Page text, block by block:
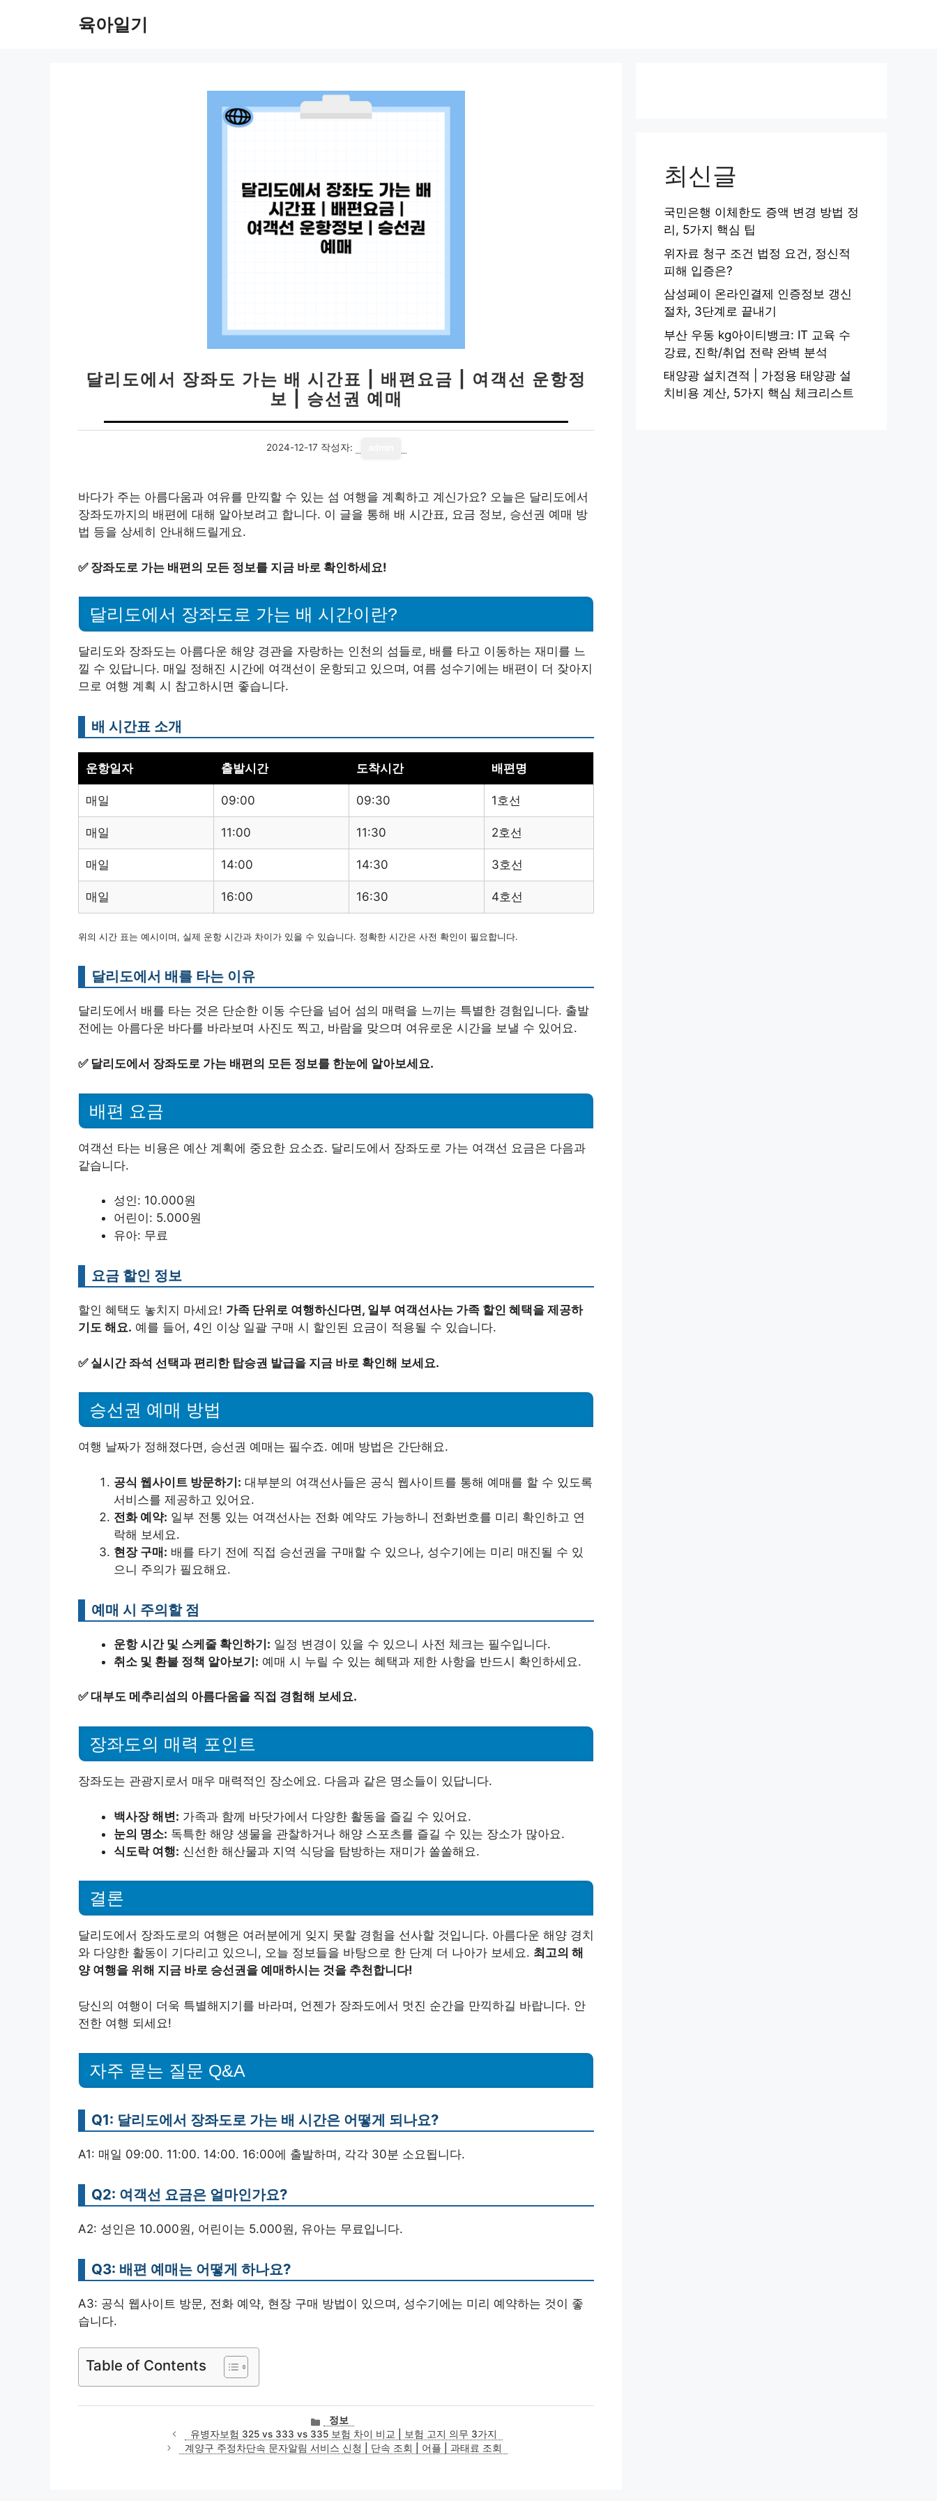
육아일기
달리도에서 장좌도 가는 배 시간표 | 배편요금 | 여객선 운항정
보 | 승선권 예매
2024-12-17 작성자:
바다가 주는 아름다움과 여유를 만끽할 수 있는 섬 여행을 계획하고 계신가요? 오늘은 달리도에서
장좌도까지의 배편에 대해 알아보려고 합니다. 이 글을 통해 배 시간표, 요금 정보, 승선권 예매 방
법 등을 상세히 안내해드릴게요.
✅ 장좌도로 가는 배편의 모든 정보를 지금 바로 확인하세요!
달리도에서 장좌도로 가는 배 시간이란?
달리도와 장좌도는 아름다운 해양 경관을 자랑하는 인천의 섬들로, 배를 타고 이동하는 재미를 느
낄 수 있답니다. 매일 정해진 시간에 여객선이 운항되고 있으며, 여름 성수기에는 배편이 더 잦아지
므로 여행 계획 시 참고하시면 좋습니다.
배 시간표 소개
운항일자 출발시간 도착시간 배편명
매일 09:00 09:30 1호선
매일 11:00 11:30 2호선
매일 14:00 14:30 3호선
매일 16:00 16:30 4호선
위의 시간 표는 예시이며, 실제 운항 시간과 차이가 있을 수 있습니다. 정확한 시간은 사전 확인이 필요합니다.
달리도에서 배를 타는 이유
달리도에서 배를 타는 것은 단순한 이동 수단을 넘어 섬의 매력을 느끼는 특별한 경험입니다. 출발
전에는 아름다운 바다를 바라보며 사진도 찍고, 바람을 맞으며 여유로운 시간을 보낼 수 있어요.
✅ 달리도에서 장좌도로 가는 배편의 모든 정보를 한눈에 알아보세요.
배편 요금
여객선 타는 비용은 예산 계획에 중요한 요소죠. 달리도에서 장좌도로 가는 여객선 요금은 다음과
같습니다.
성인: 10.000원
어린이: 5.000원
유아: 무료
요금 할인 정보
할인 혜택도 놓치지 마세요! 가족 단위로 여행하신다면, 일부 여객선사는 가족 할인 혜택을 제공하
기도 해요. 예를 들어, 4인 이상 일괄 구매 시 할인된 요금이 적용될 수 있습니다.
✅ 실시간 좌석 선택과 편리한 탑승권 발급을 지금 바로 확인해 보세요.
승선권 예매 방법
여행 날짜가 정해졌다면, 승선권 예매는 필수죠. 예매 방법은 간단해요.
공식 웹사이트 방문하기: 대부분의 여객선사들은 공식 웹사이트를 통해 예매를 할 수 있도록
서비스를 제공하고 있어요.
전화 예약: 일부 전통 있는 여객선사는 전화 예약도 가능하니 전화번호를 미리 확인하고 연
락해 보세요.
현장 구매: 배를 타기 전에 직접 승선권을 구매할 수 있으나, 성수기에는 미리 매진될 수 있
으니 주의가 필요해요.
예매 시 주의할 점
운항 시간 및 스케줄 확인하기: 일정 변경이 있을 수 있으니 사전 체크는 필수입니다.
취소 및 환불 정책 알아보기: 예매 시 누릴 수 있는 혜택과 제한 사항을 반드시 확인하세요.
✅대부도 메추리섬의 아름다움을 직접 경험해 보세요.
장좌도의 매력 포인트
장좌도는 관광지로서 매우 매력적인 장소에요. 다음과 같은 명소들이 있답니다.
백사장 해변: 가족과 함께 바닷가에서 다양한 활동을 즐길 수 있어요.
눈의 명소: 독특한 해양 생물을 관찰하거나 해양 스포츠를 즐길 수 있는 장소가 많아요.
식도락 여행: 신선한 해산물과 지역 식당을 탐방하는 재미가 쏠쏠해요.
결론
달리도에서 장좌도로의 여행은 여러분에게 잊지 못할 경험을 선사할 것입니다. 아름다운 해양 경치
와 다양한 활동이 기다리고 있으니, 오늘 정보들을 바탕으로 한 단계 더 나아가 보세요. 최고의 해
양 여행을 위해 지금 바로 승선권을 예매하시는 것을 추천합니다!
당신의 여행이 더욱 특별해지기를 바라며, 언젠가 장좌도에서 멋진 순간을 만끽하길 바랍니다. 안
전한 여행 되세요!
자주 묻는 질문 Q&A
Q1: 달리도에서 장좌도로 가는 배 시간은 어떻게 되나요?
A1: 매일 09:00. 11:00. 14:00. 16:00에 출발하며, 각각 30분 소요됩니다.
Q2: 여객선 요금은 얼마인가요?
A2: 성인은 10.000원, 어린이는 5.000원, 유아는 무료입니다.
Q3: 배편 예매는 어떻게 하나요?
A3: 공식 웹사이트 방문, 전화 예약, 현장 구매 방법이 있으며, 성수기에는 미리 예약하는 것이 좋
습니다.
Table of Contents
카
테
고
정보
유병자보험 325 vs 333 vs 335 보험 차이 비교 | 보험 고지 의무 3가지
계양구 주정차단속 문자알림 서비스 신청 | 단속 조회 | 어플 | 과태료 조회
최신글
국민은행 이체한도 증액 변경 방법 정
리, 5가지 핵심 팁
위자료 청구 조건 법정 요건, 정신적
피해 입증은?
삼성페이 온라인결제 인증정보 갱신
절차, 3단계로 끝내기
부산 우동 kg아이티뱅크: IT 교육 수
강료, 진학/취업 전략 완벽 분석
태양광 설치견적 | 가정용 태양광 설
치비용 계산, 5가지 핵심 체크리스트